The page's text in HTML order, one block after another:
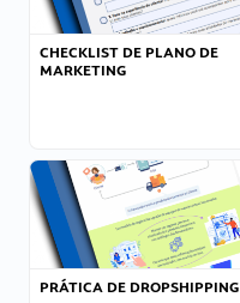
CHECKLIST DE PLANO DE
MARKETING
PRÁTICA DE DROPSHIPPING